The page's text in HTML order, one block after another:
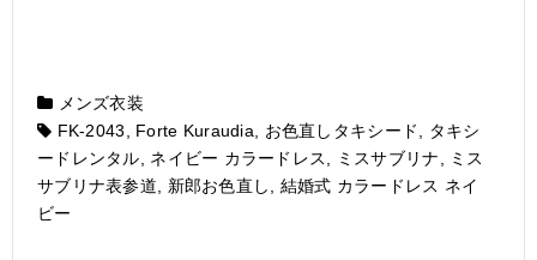
メンズ衣装
FK-2043
Forte Kuraudia お色直しタキシード
タキシ
ードレンタル
ネイビー カラードレス ミスサブリナ
ミス
サブリナ表参道
新郎お色直し
結婚式 カラードレス ネイ
ビー